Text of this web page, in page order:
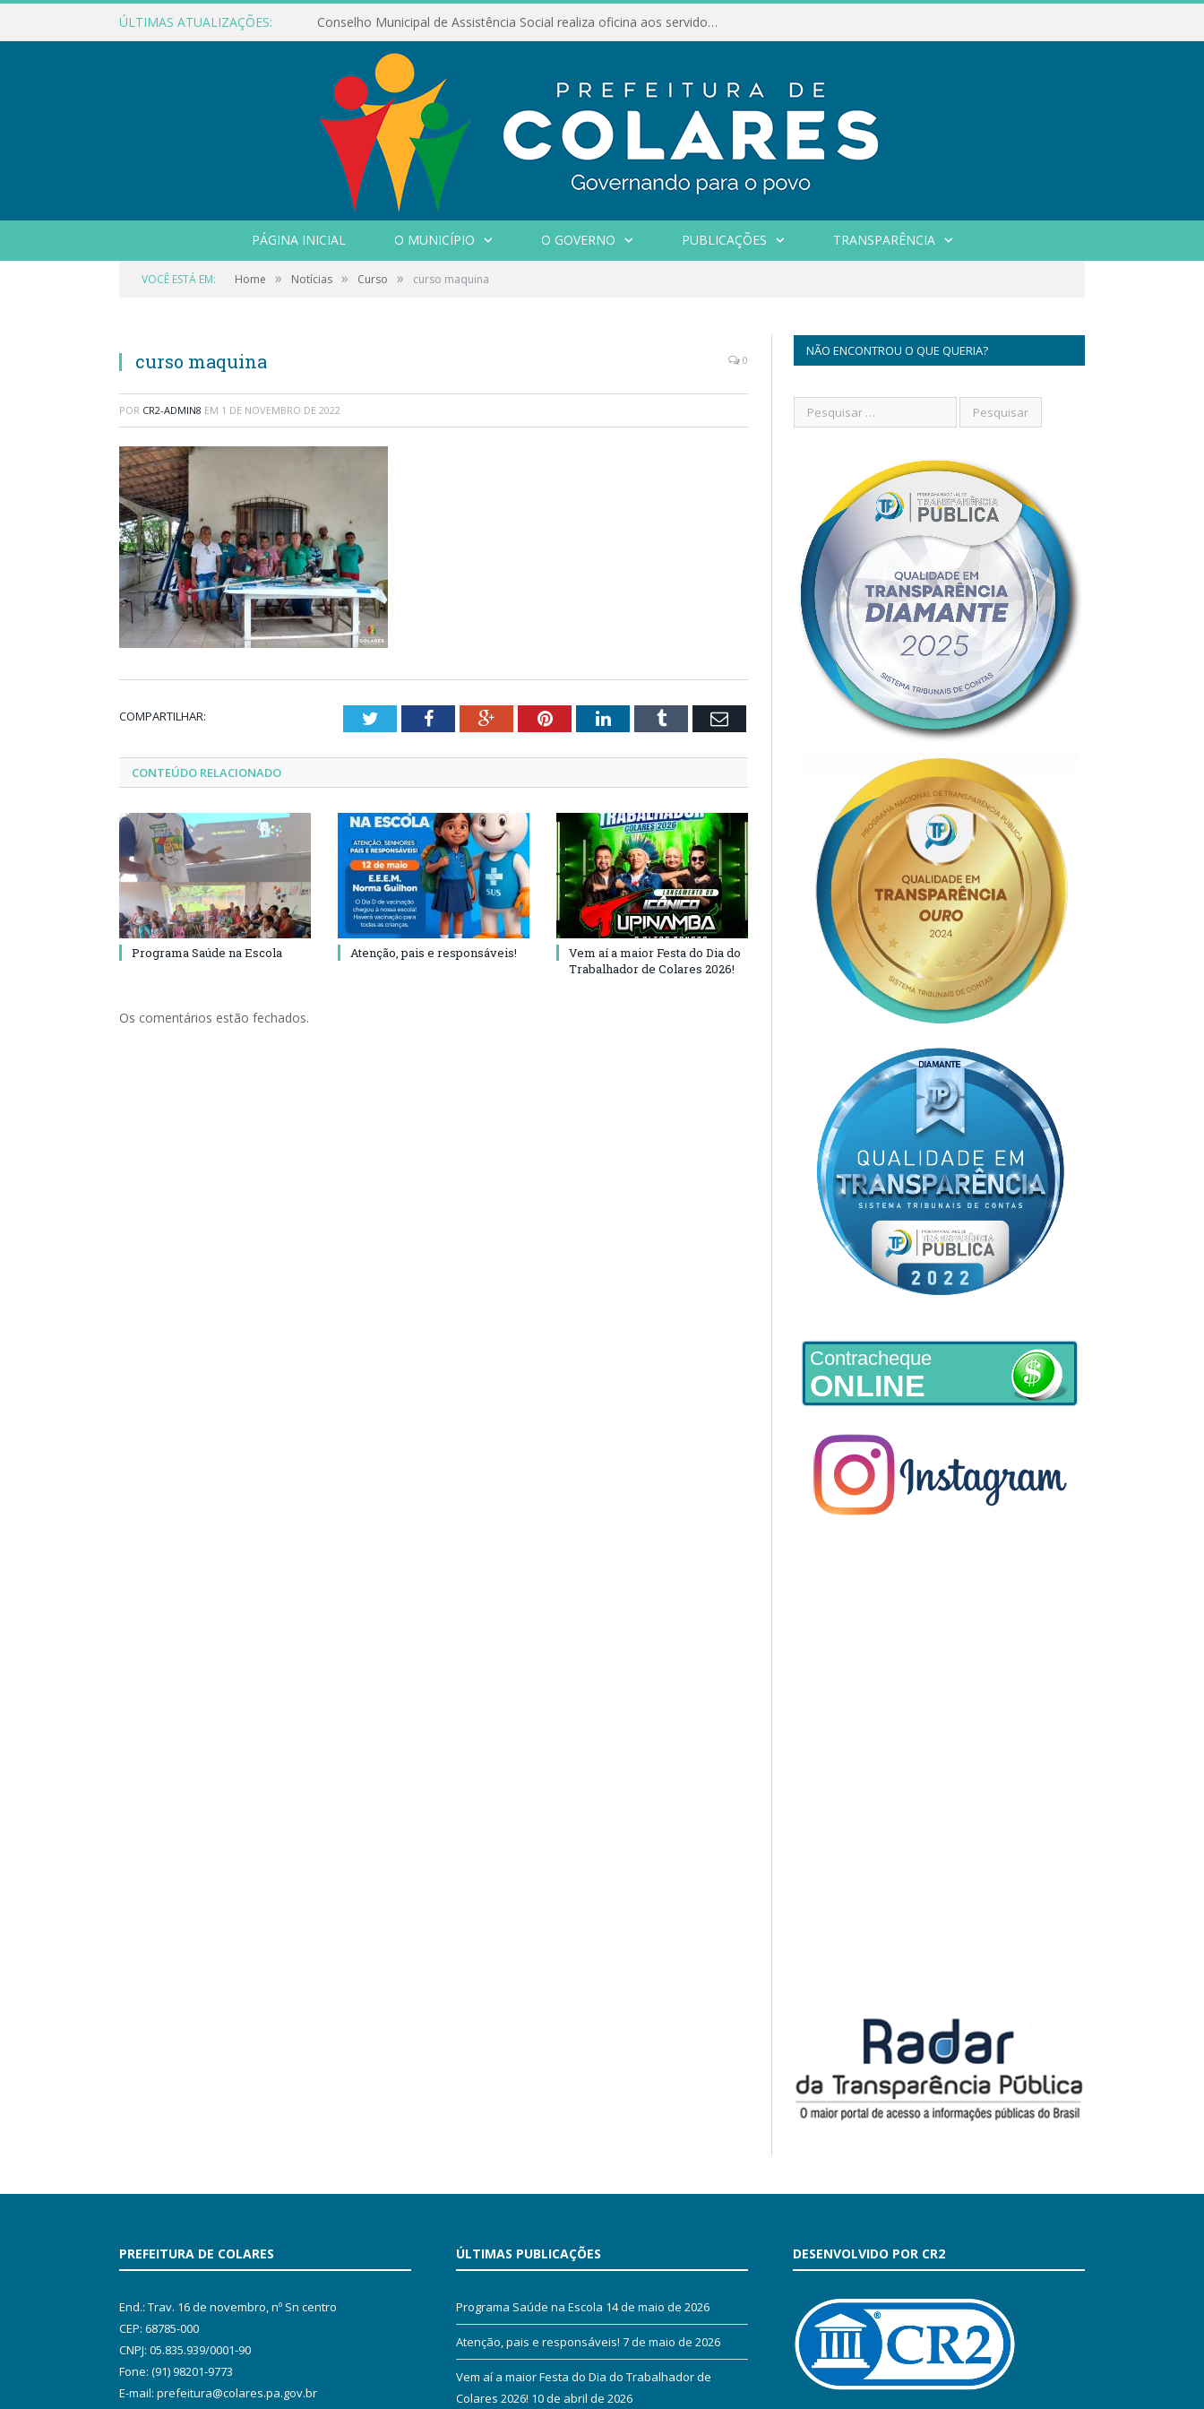
ÚLTIMAS ATUALIZAÇÕES: Conselho Municipal de Assistência Social realiza oficina aos servidores
PÁGINA INICIAL O MUNICÍPIO O GOVERNO PUBLICAÇÕES TRANSPARÊNCIA
VOCÊ ESTÁ EM: Home » Notícias » Curso » curso maquina
curso maquina 0
POR CR2-ADMIN8 EM 1 DE NOVEMBRO DE 2022
COMPARTILHAR: TwitterFacebookGoogle+PinterestLinkedInTumblr Email
CONTEÚDO RELACIONADO
Programa Saúde na Escola Atenção, pais e responsáveis!
Vem aí a maior Festa do Dia do
Trabalhador de Colares 2026!
Os comentários estão fechados.
NÃO ENCONTROU O QUE QUERIA?
Contracheque
ONLINE
PREFEITURA DE COLARES
End.: Trav. 16 de novembro, nº Sn centro
CEP: 68785-000
CNPJ: 05.835.939/0001-90
Fone: (91) 98201-9773
E-mail: prefeitura@colares.pa.gov.br
ÚLTIMAS PUBLICAÇÕES
Programa Saúde na Escola 14 de maio de 2026
Atenção, pais e responsáveis! 7 de maio de 2026
Vem aí a maior Festa do Dia do Trabalhador de
Colares 2026! 10 de abril de 2026
DESENVOLVIDO POR CR2